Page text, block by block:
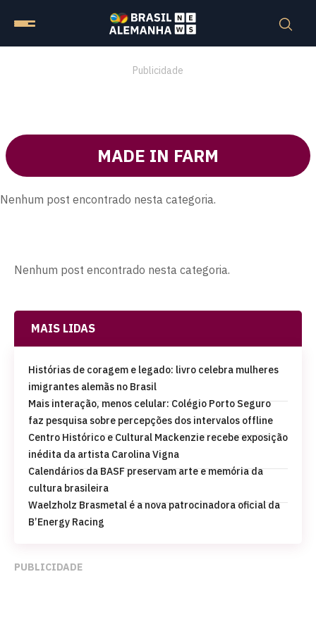
Publicidade
MADE IN FARM
Nenhum post encontrado nesta categoria.
Nenhum post encontrado nesta categoria.
MAIS LIDAS
Histórias de coragem e legado: livro celebra mulheres
imigrantes alemãs no Brasil
Mais interação, menos celular: Colégio Porto Seguro
faz pesquisa sobre percepções dos intervalos offline
Centro Histórico e Cultural Mackenzie recebe exposição
inédita da artista Carolina Vigna
Calendários da BASF preservam arte e memória da
cultura brasileira
Waelzholz Brasmetal é a nova patrocinadora oficial da
B’Energy Racing
PUBLICIDADE